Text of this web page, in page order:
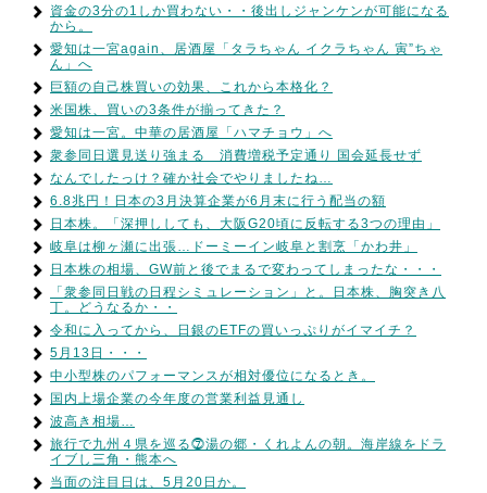
資金の3分の1しか買わない・・後出しジャンケンが可能になる
から。
愛知は一宮again、居酒屋「タラちゃん イクラちゃん 寅”ちゃ
ん」へ
巨額の自己株買いの効果、これから本格化？
米国株、買いの3条件が揃ってきた？
愛知は一宮。中華の居酒屋「ハマチョウ」へ
衆参同日選見送り強まる 消費増税予定通り 国会延長せず
なんでしたっけ？確か社会でやりましたね…
6.8兆円！日本の3月決算企業が6月末に行う配当の額
日本株。「深押ししても、大阪G20頃に反転する3つの理由」
岐阜は柳ヶ瀬に出張…ドーミーイン岐阜と割烹「かわ井」
日本株の相場、GW前と後でまるで変わってしまったな・・・
「衆参同日戦の日程シミュレーション」と。日本株、胸突き八
丁。どうなるか・・
令和に入ってから、日銀のETFの買いっぷりがイマイチ？
5月13日・・・
中小型株のパフォーマンスが相対優位になるとき。
国内上場企業の今年度の営業利益見通し
波高き相場…
旅行で九州４県を巡る⓻湯の郷・くれよんの朝。海岸線をドラ
イブし三角・熊本へ
当面の注目日は、5月20日か。